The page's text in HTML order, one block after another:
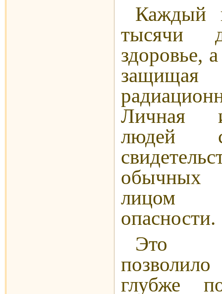
Каждый
тысячи
здоровье,
Личная
людей
обычных
лицом
опасности.
Это
глубже